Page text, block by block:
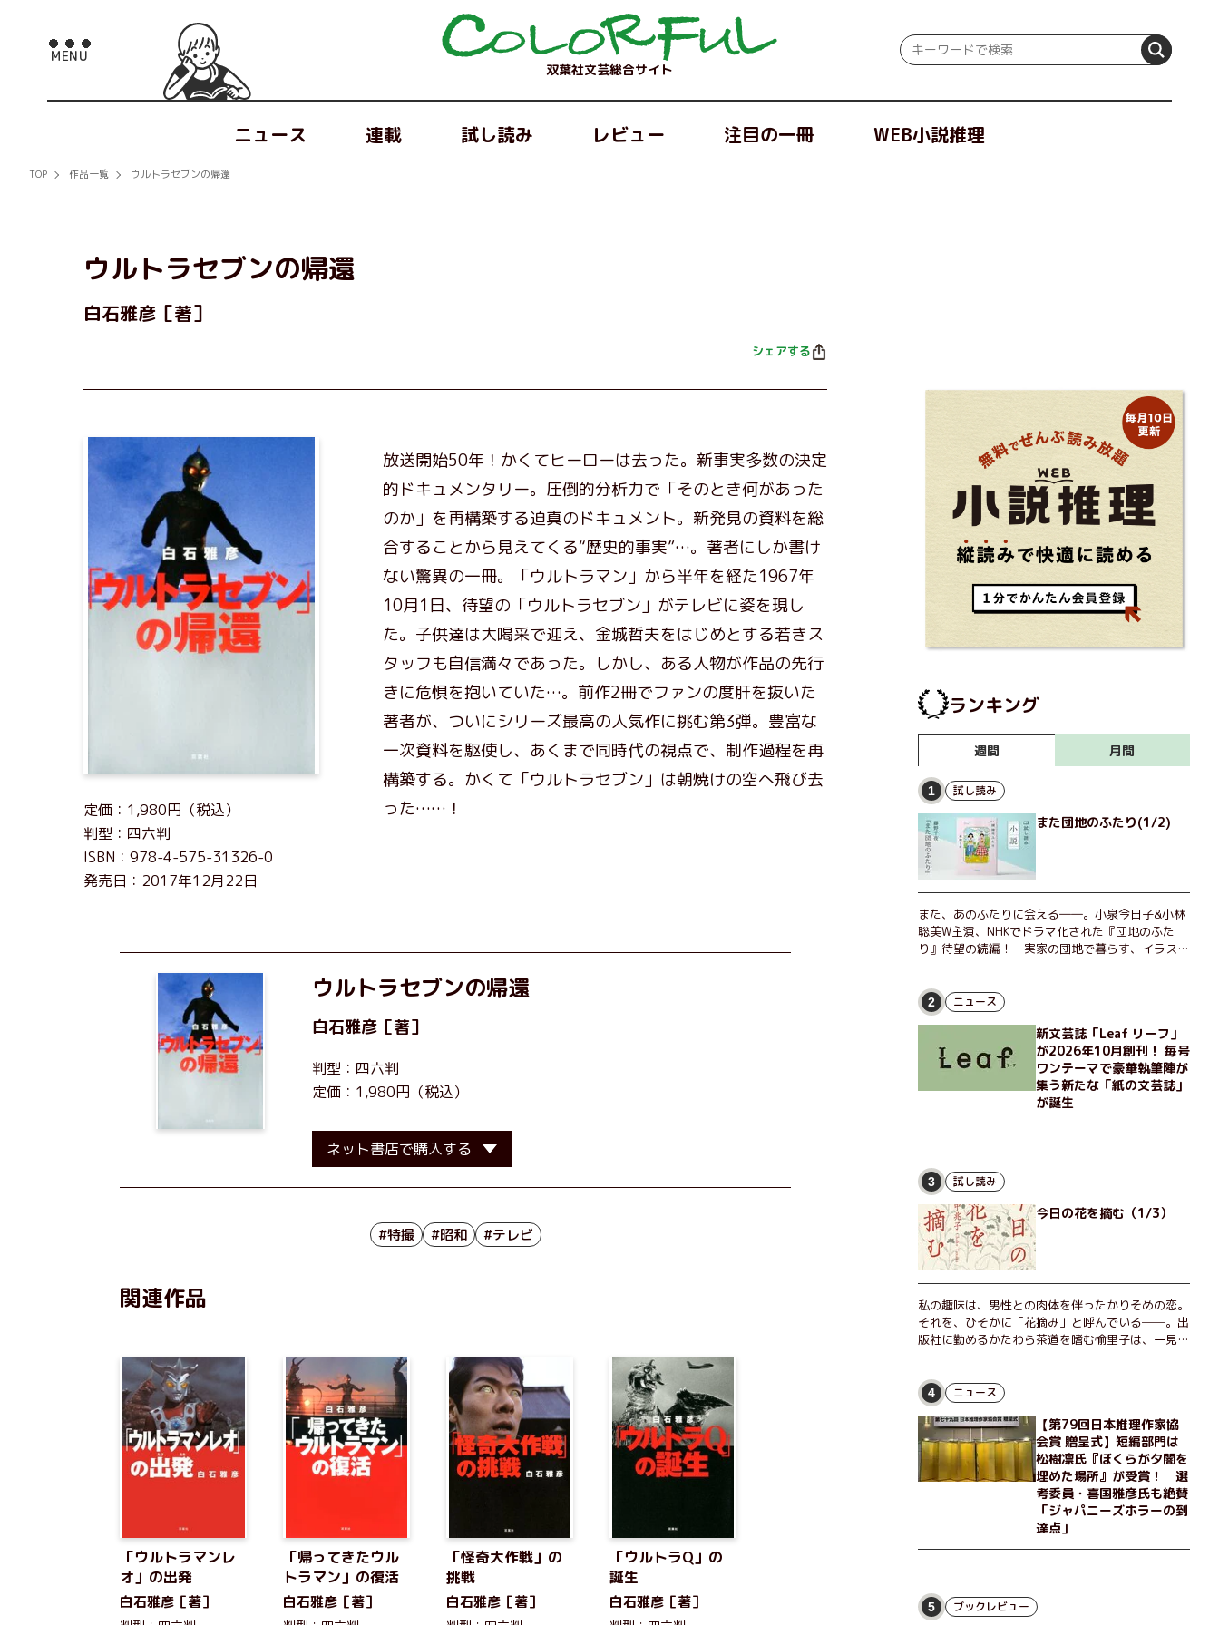
双葉社文芸総合サイト
ニュース 連載 試し読み レビュー 注目の一冊 WEB小説推理
TOP 作品一覧 ウルトラセブンの帰還
ウルトラセブンの帰還
白石雅彦［著］
シェアする
定価：1,980円（税込）
判型：四六判
ISBN：978-4-575-31326-0
発売日：2017年12月22日
放送開始50年！かくてヒーローは去った。新事実多数の決定
的ドキュメンタリー。圧倒的分析力で「そのとき何があった
のか」を再構築する迫真のドキュメント。新発見の資料を総
合することから見えてくる“歴史的事実”…。著者にしか書け
ない驚異の一冊。「ウルトラマン」から半年を経た1967年
10月1日、待望の「ウルトラセブン」がテレビに姿を現し
た。子供達は大喝采で迎え、金城哲夫をはじめとする若きス
タッフも自信満々であった。しかし、ある人物が作品の先行
きに危惧を抱いていた…。前作2冊でファンの度肝を抜いた
著者が、ついにシリーズ最高の人気作に挑む第3弾。豊富な
一次資料を駆使し、あくまで同時代の視点で、制作過程を再
構築する。かくて「ウルトラセブン」は朝焼けの空へ飛び去
った……！
ウルトラセブンの帰還
白石雅彦 ［著］
判型：四六判
定価：1,980円（税込）
ネット書店で購入する
#特撮 #昭和 #テレビ
関連作品
「ウルトラマンレ
オ」の出発
白石雅彦［著］
「帰ってきたウル
トラマン」の復活
白石雅彦［著］
「怪奇大作戦」の
挑戦
白石雅彦［著］
「ウルトラQ」の
誕生
白石雅彦［著］
ランキング
週間 月間
1 試し読み
また団地のふたり(1/2)
また、あのふたりに会える――。小泉今日子&小林
聡美W主演、NHKでドラマ化された『団地のふた
り』待望の続編！ 実家の団地で暮らす、イラスト
ょっとした贅沢を楽しんだり、近所のおばちゃんの
恋バナを聞いてあげたり、部屋でふたりだけの「台
湾映画祭」を催したり。50代独身、幼なじみの変
わらぬ友情とささやかな幸せの日々を描く。
2 ニュース
新文芸誌「Leaf リーフ」
が2026年10月創刊！ 毎号
ワンテーマで豪華執筆陣が
集う新たな「紙の文芸誌」
が誕生
3 試し読み
今日の花を摘む（1/3）
私の趣味は、男性との肉体を伴ったかりそめの恋。
それを、ひそかに「花摘み」と呼んでいる──。出
版社に勤めるかたわら茶道を嗜む愉里子は、一見地
を愉しんでいた。そんな愉里子の前に初めて、恋の
終わりを怖れさせる男が現れた。茶の湯の粋人、
70歳の万江島だ。だが彼には、ある秘密があっ
た……。自分の心と身体を偽らない女たちの姿と、
その連帯を描く。赤裸々にして切実な、セクシュア
リティをめぐる物語。
4 ニュース
【第79回日本推理作家協
会賞 贈呈式】短編部門は
松樹凛氏『ぼくらが夕闇を
埋めた場所』が受賞！ 選
考委員・喜国雅彦氏も絶賛
「ジャパニーズホラーの到
達点」
5 ブックレビュー